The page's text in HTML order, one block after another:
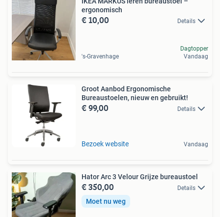
ergonomisch
€ 10,00 Details
's-Gravenhage
Dagtopper
Vandaag
Groot Aanbod Ergonomische
Bureaustoelen, nieuw en gebruikt!
€ 99,00 Details
Bezoek website Vandaag
Hator Arc 3 Velour Grijze bureaustoel
€ 350,00 Details
Moet nu weg